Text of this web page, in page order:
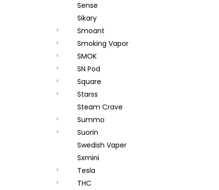
Sense
Sikary
Smoant
Smoking Vapor
SMOK
SN Pod
Square
Starss
Steam Crave
Summo
Suorin
Swedish Vaper
Sxmini
Tesla
THC